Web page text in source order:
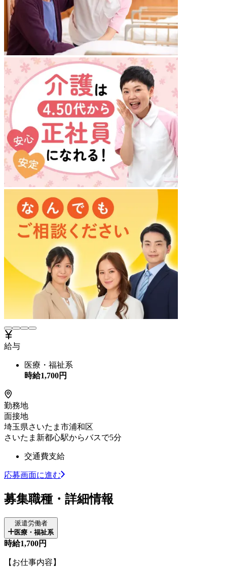
給与
医療・福祉系
時給1,700円
勤務地
面接地
埼玉県さいたま市浦和区
さいたま新都心駅からバスで5分
交通費支給
応募画面に進む
募集職種・詳細情報
派遣労働者
医療・福祉系
時給1,700円
【お仕事内容】